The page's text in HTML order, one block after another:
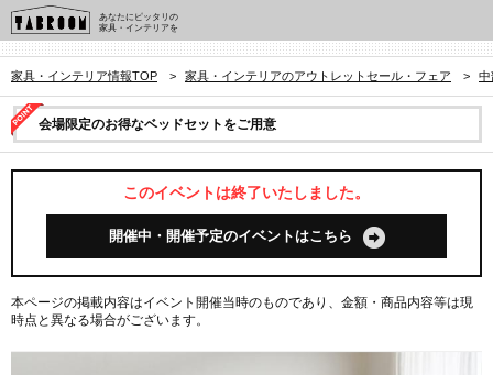
あなたにピッタリの
家具・インテリアを
家具・インテリア情報TOP > 家具・インテリアのアウトレットセール・フェア > 中
会場限定のお得なベッドセットをご用意
このイベントは終了いたしました。
開催中・開催予定のイベントはこちら
本ページの掲載内容はイベント開催当時のものであり、金額・商品内容等は現
時点と異なる場合がございます。